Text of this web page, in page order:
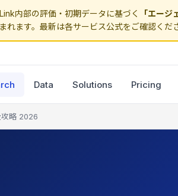
内部の評価・初期データに基づく 「エージ
ます。最新は各サービス公式をご確認くだ
Data Solutions Pricing
略 2026